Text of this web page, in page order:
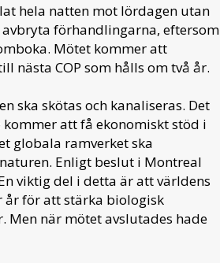
hela natten mot lördagen utan
förhandlingarna, eftersom
Mötet kommer att
nästa COP som hålls om två år.
ska skötas och kanaliseras. Det
att få ekonomiskt stöd i
globala ramverket ska
Enligt beslut i Montreal
viktig del i detta är att världens
för att stärka biologisk
när mötet avslutades hade